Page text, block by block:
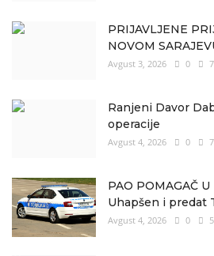
PRIJAVLJENE
NOVOM
Avgust 3, 2026 0
Ranjeni Davor
operacije
Avgust 4, 2026 0
PAO POMAGAČ
Uhapšen i predat
Avgust 4, 2026 0